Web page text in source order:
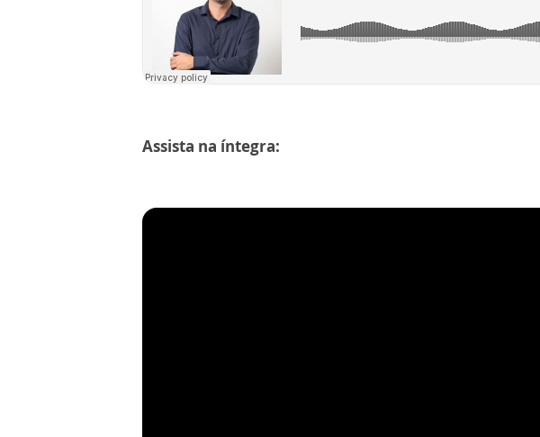
Assista na íntegra: